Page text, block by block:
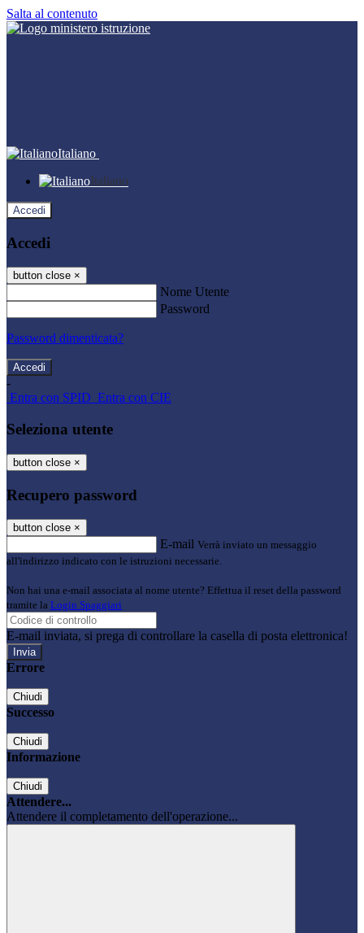
Salta al contenuto
Italiano
Italiano
Accedi
Accedi
button close ×
Nome Utente
Password
Password dimenticata?
-
Entra con SPID Entra con CIE
Seleziona utente
button close ×
Recupero password
button close ×
E-mail Verrà inviato un messaggio
all'indirizzo indicato con le istruzioni necessarie.
Non hai una e-mail associata al nome utente? Effettua il reset della password
tramite la Login Spaggiari
E-mail inviata, si prega di controllare la casella di posta elettronica!
Errore
Chiudi
Successo
Chiudi
Informazione
Chiudi
Attendere...
Attendere il completamento dell'operazione...